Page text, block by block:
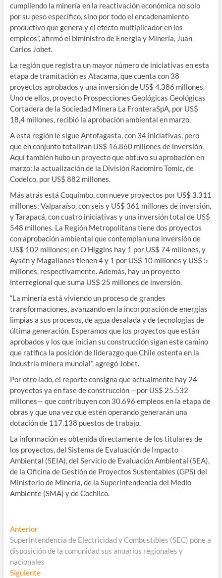
cumpliendo la minería en la reactivación económica no solo
por su peso específico, sino por todo el encadenamiento
productivo que genera y el efecto multiplicador en los
empleos”, afirmó el biministro de Energía y Minería, Juan
Carlos Jobet.
La región que registra un mayor número de iniciativas en esta
etapa de tramitación es Atacama, que cuenta con 38
proyectos aprobados y una inversión de US$ 4.386 millones.
Uno de ellos, proyecto Prospecciones Geológicas Geológicas
Cortadera de la Sociedad Minera La FronteraSpA, por US$
18,4 millones, recibió la aprobación ambiental en marzo.
A esta región le sigue Antofagasta, con 34 iniciativas, pero
que en conjunto totalizan US$ 16.860 millones de inversión.
Aquí también hubo un proyecto que obtuvo su aprobación en
marzo: la actualización de la División Radomiro Tomic, de
Codelco, por US$ 882 millones.
Más atrás está Coquimbo, con nueve proyectos por US$ 3.311
millones; Valparaíso, con seis y US$ 361 millones de inversión,
y Tarapacá, con cuatro iniciativas y una inversión total de US$
548 millones. La Región Metropolitana tiene dos proyectos
con aprobación ambiental que contemplan una inversión de
US$ 102 millones; en O’Higgins hay 1 por US$ 74 millones, y
Aysén y Magallanes tienen 4 y 1 por US$ 10 millones y US$ 5
millones, respectivamente. Además, hay un proyecto
interregional que suma US$ 25 millones de inversión.
“La minería está viviendo un proceso de grandes
transformaciones, avanzando en la incorporación de energías
limpias a sus procesos, de agua desalada y de tecnologías de
última generación. Esperamos que los proyectos que están
aprobados y los que inician su construcción sigan este camino
que ratifica la posición de liderazgo que Chile ostenta en la
industria minera mundial”, agregó Jobet.
Por otro lado, el reporte consigna que actualmente hay 24
proyectos ya en fase de construcción —por US$ 25.532
millones— que contribuyen con 30.696 empleos en la etapa de
obras y que una vez que estén operando generarán una
dotación de 117.138 puestos de trabajo.
La información es obtenida directamente de los titulares de
los proyectos, del Sistema de Evaluación de Impacto
Ambiental (SEIA), del Servicio de Evaluación Ambiental (SEA),
de la Oficina de Gestión de Proyectos Sustentables (GPS) del
Ministerio de Minería, de la Superintendencia del Medio
Ambiente (SMA) y de Cochilco.
Navegación
de
entradas
AnteriorEntrada
anterior:
Superintendencia de Electricidad y Combustibles (SEC) pone a
disposición de la comunidad sus anuarios regionales y
nacionales
SiguienteEntrada